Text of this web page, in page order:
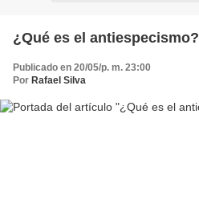
¿Qué es el antiespecismo?
Publicado en 20/05/p. m. 23:00
Por Rafael Silva